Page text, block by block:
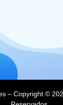
– Copyright ©